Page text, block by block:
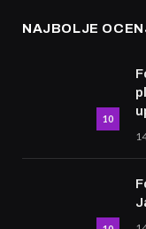
NAJBOLJE
10